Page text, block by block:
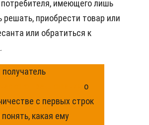
потребителя, имеющего лишь
решать, приобрести товар или
или обратиться к
получатель
о
с первых строк
какая ему